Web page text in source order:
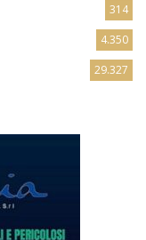
314
4.350
29.327